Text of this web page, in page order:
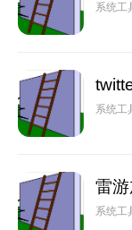
系统工
系统工
雷
系统工